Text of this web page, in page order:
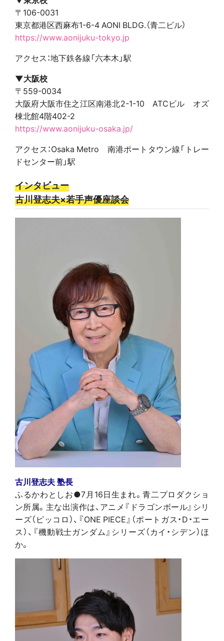
〒106-0031
東京都港区西麻布1-6-4 AONI BLDG.（青二ビル）
https://www.aonijuku-tokyo.jp
アクセス：地下鉄各線「六本木」駅
▼大阪校
〒559-0034
大阪府大阪市住之江区南港北2-1-10 ATCビル オズ
棟北館4階402-2
https://www.aonijuku-osaka.jp/
アクセス：Osaka Metro 南港ポートタウン線「トレー
ドセンター前」駅
インタビュー
古川登志夫×若手声優座談会
古川登志夫 塾長
ふるかわとしお●7月16日生まれ。青二プロダクショ
ン所属。主な出演作は、アニメ『ドラゴンボール』シリ
ーズ（ピッコロ）、『ONE PIECE』（ポートガス・D・エー
ス）、『機動戦士ガンダム』シリーズ（カイ・シデン）ほ
か。